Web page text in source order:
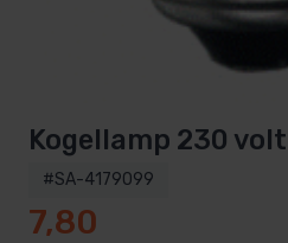
Kogellamp 230 volt
#SA-4179099
7,80